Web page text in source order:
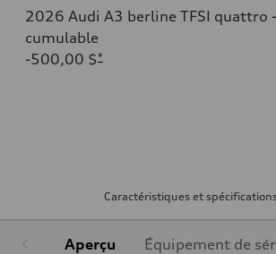
2026 Audi A3 berline TFSI quattro
cumulable
-500,00 $*
Caractéristiques et
Aperçu Équipement de